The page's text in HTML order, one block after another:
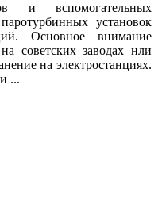
и вспомогательных
установок
Основное внимание
советских заводах нли
на электростанциях.
...